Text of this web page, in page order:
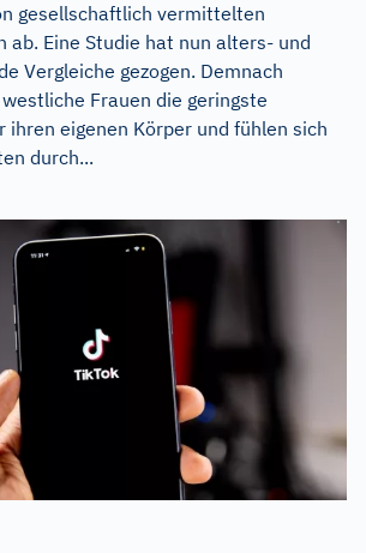
gesellschaftlich vermittelten
ab. Eine Studie hat nun alters- und
Vergleiche gezogen. Demnach
Frauen die geringste
ihren eigenen Körper und fühlen sich
durch...